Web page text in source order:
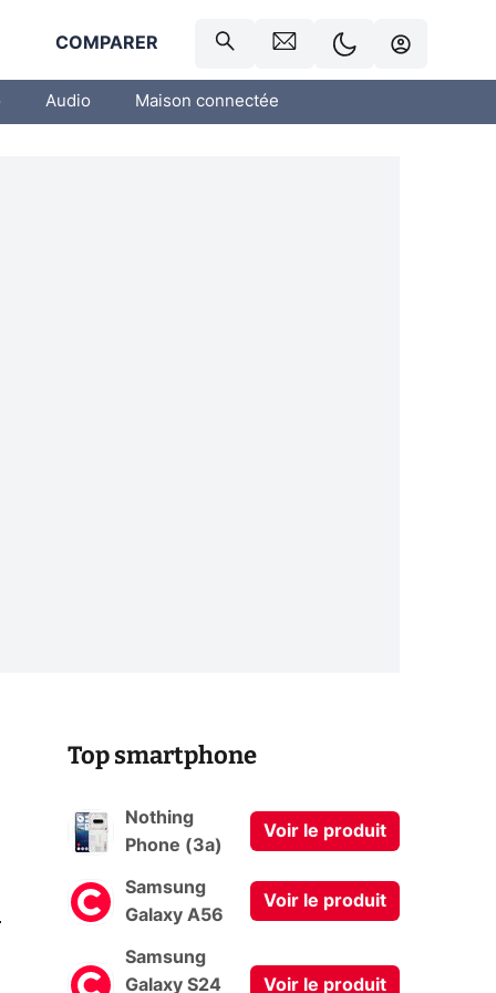
COMPARER
Audio Maison connectée
Top smartphone
Nothing
Phone (3a)
Voir le produit
Samsung
Galaxy A56
Voir le produit
Samsung
Galaxy S24
Voir le produit